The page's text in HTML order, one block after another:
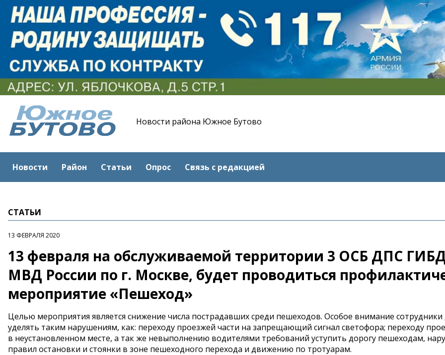
Новости района Южное Бутово
Новости Район Статьи Опрос Связь с редакцией
СТАТЬИ
13 ФЕВРАЛЯ 2020
13 февраля на обслуживаемой территории 3 ОСБ ДПС
МВД России по г. Москве, будет проводиться
мероприятие «Пешеход»
Целью мероприятия является снижение числа пострадавших среди пешеходов. Особое внимание
уделять таким нарушениям, как: переходу проезжей части на запрещающий сигнал светофора; переходу
в неустановленном месте, а так же невыполнению водителями требований уступить дорогу пешеходам,
правил остановки и стоянки в зоне пешеходного перехода и движению по тротуарам.